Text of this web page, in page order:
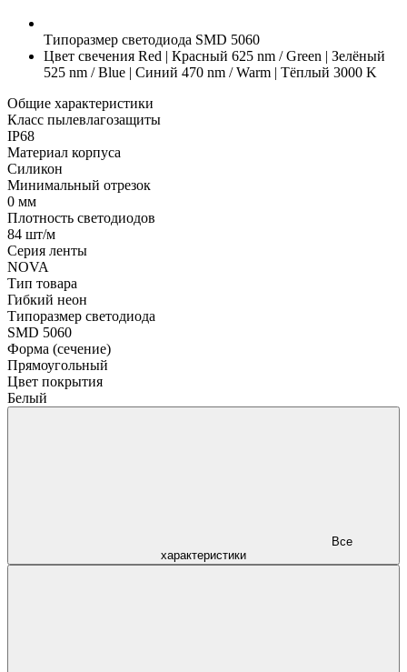
Типоразмер светодиода SMD 5060
Цвет свечения Red | Красный 625 nm / Green | Зелёный
525 nm / Blue | Синий 470 nm / Warm | Тёплый 3000 K
Общие характеристики
Класс пылевлагозащиты
IP68
Материал корпуса
Силикон
Минимальный отрезок
0 мм
Плотность светодиодов
84 шт/м
Серия ленты
NOVA
Тип товара
Гибкий неон
Типоразмер светодиода
SMD 5060
Форма (сечение)
Прямоугольный
Цвет покрытия
Белый
характеристики